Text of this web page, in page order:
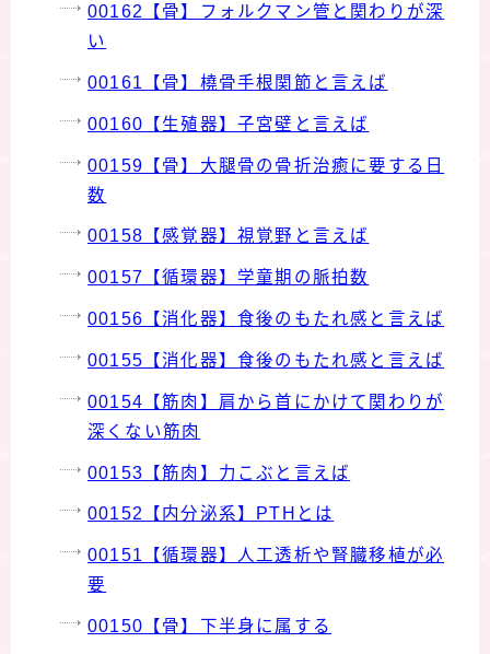
00162【骨】フォルクマン管と関わりが深
い
00161【骨】橈骨手根関節と言えば
00160【生殖器】子宮壁と言えば
00159【骨】大腿骨の骨折治癒に要する日
数
00158【感覚器】視覚野と言えば
00157【循環器】学童期の脈拍数
00156【消化器】食後のもたれ感と言えば
00155【消化器】食後のもたれ感と言えば
00154【筋肉】肩から首にかけて関わりが
深くない筋肉
00153【筋肉】力こぶと言えば
00152【内分泌系】PTHとは
00151【循環器】人工透析や腎臓移植が必
要
00150【骨】下半身に属する